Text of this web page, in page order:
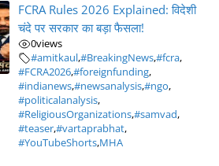
FCRA Rules 2026 Explained: विदेशी
चंदे पर सरकार का बड़ा फैसला!
0views
#amitkaul,#BreakingNews,#fcra,
#FCRA2026,#foreignfunding,
#indianews,#newsanalysis,#ngo,
#politicalanalysis,
#ReligiousOrganizations,#samvad,
#teaser,#vartaprabhat,
#YouTubeShorts,MHA